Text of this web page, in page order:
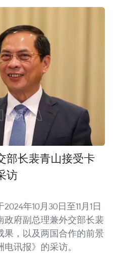
部长裴青山接受卡
访
年10月30日至11月1日
政府副总理兼外交部长裴
果，以及两国合作的前景
讯报》的采访。